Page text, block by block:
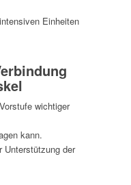
Einheiten
wichtiger
kann.
der